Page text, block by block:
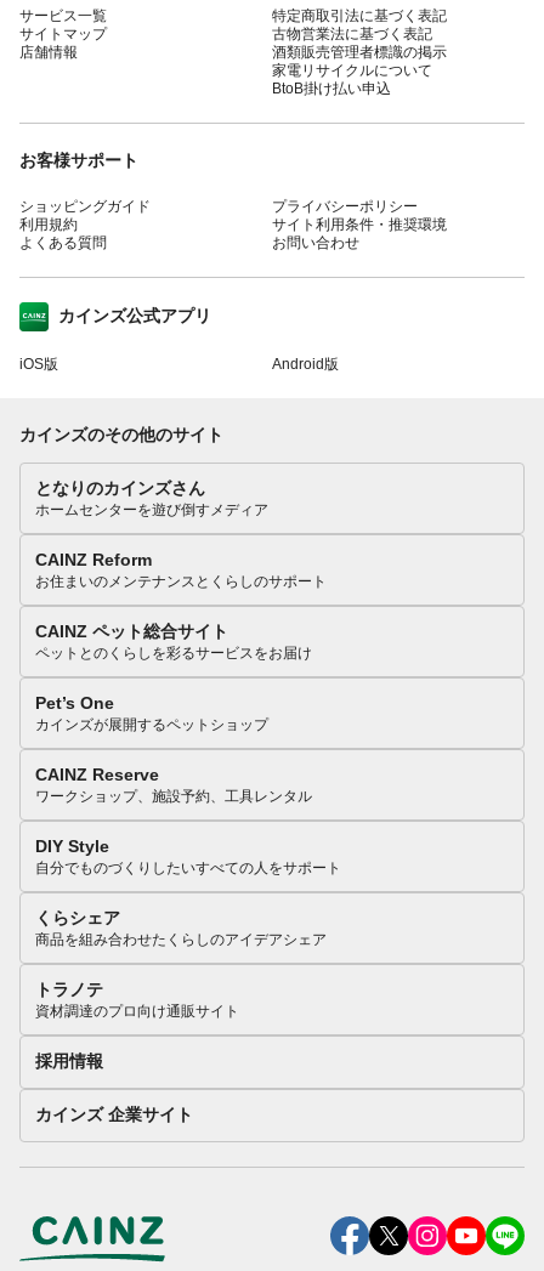
サービス一覧
サイトマップ
店舗情報
特定商取引法に基づく表記
古物営業法に基づく表記
酒類販売管理者標識の掲示
家電リサイクルについて
BtoB掛け払い申込
お客様サポート
ショッピングガイド
利用規約
よくある質問
プライバシーポリシー
サイト利用条件・推奨環境
お問い合わせ
カインズ公式アプリ
iOS版 Android版
カインズのその他のサイト
となりのカインズさん
ホームセンターを遊び倒すメディア
CAINZ Reform
お住まいのメンテナンスとくらしのサポート
CAINZ ペット総合サイト
ペットとのくらしを彩るサービスをお届け
Pet’s One
カインズが展開するペットショップ
CAINZ Reserve
ワークショップ、施設予約、工具レンタル
DIY Style
自分でものづくりしたいすべての人をサポート
くらシェア
商品を組み合わせたくらしのアイデアシェア
トラノテ
資材調達のプロ向け通販サイト
採用情報
カインズ 企業サイト